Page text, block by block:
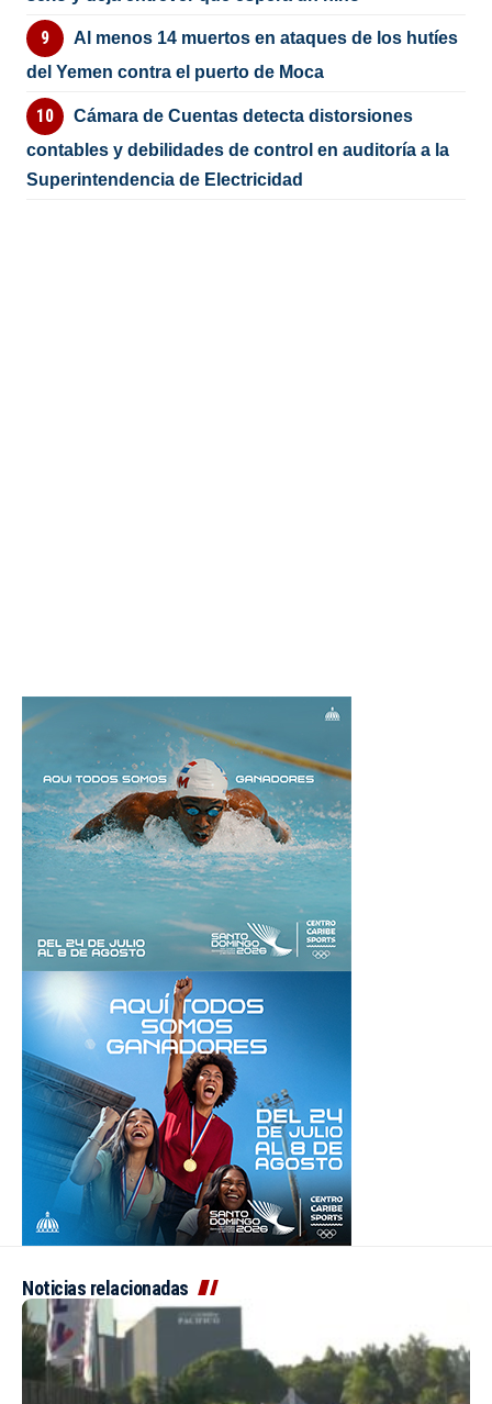
Al menos 14 muertos en ataques de los hutíes
del Yemen contra el puerto de Moca
Cámara de Cuentas detecta distorsiones
contables y debilidades de control en auditoría a la
Superintendencia de Electricidad
Noticias relacionadas